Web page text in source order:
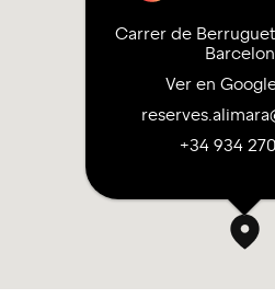
Carrer de
Ver en
+34 934